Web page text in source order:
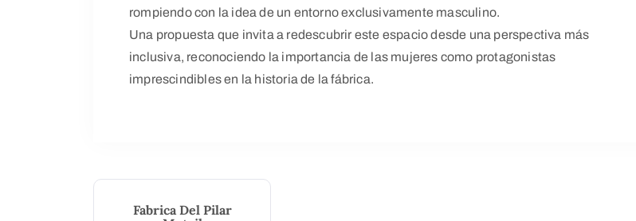
rompiendo con la idea de un entorno exclusivamente masculino.
Una propuesta que invita a redescubrir este espacio desde una perspectiva más
inclusiva, reconociendo la importancia de las mujeres como protagonistas
imprescindibles en la historia de la fábrica.
Fabrica Del Pilar